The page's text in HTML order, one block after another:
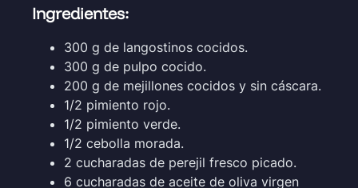
Ingredientes:
300 g de langostinos cocidos.
300 g de pulpo cocido.
200 g de mejillones cocidos y sin cáscara.
1/2 pimiento rojo.
1/2 pimiento verde.
1/2 cebolla morada.
2 cucharadas de perejil fresco picado.
6 cucharadas de aceite de oliva virgen